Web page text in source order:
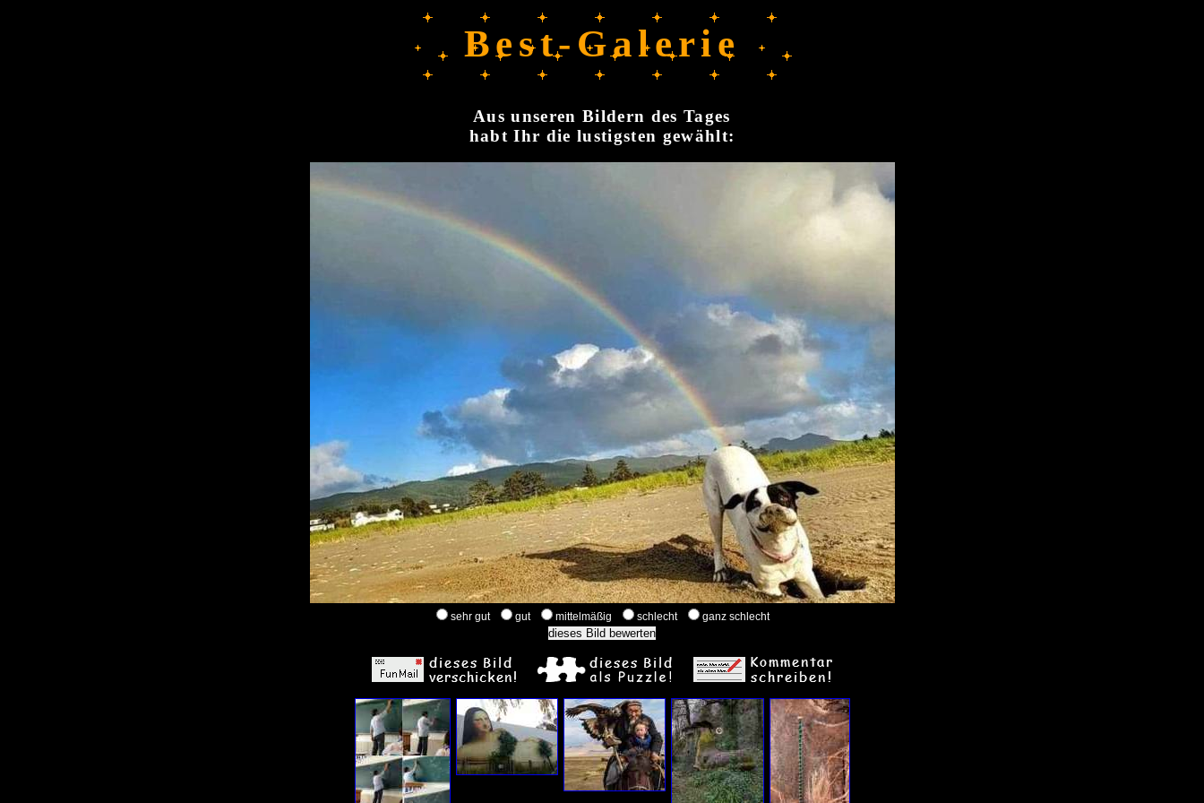
Best-Galerie
Aus unseren Bildern des Tages
habt Ihr die lustigsten gewählt:
sehr gut gut mittelmäßig schlecht ganz schlecht